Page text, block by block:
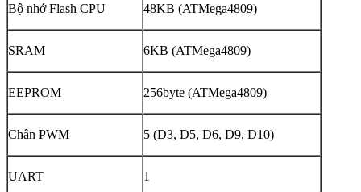
Bộ nhớ Flash CPU 48KB (ATMega4809)
SRAM 6KB (ATMega4809)
EEPROM 256byte (ATMega4809)
Chân PWM 5 (D3, D5, D6, D9, D10)
UART 1